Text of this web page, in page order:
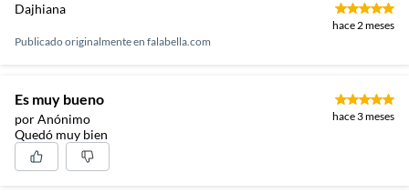
Dajhiana
hace 2 meses
Publicado originalmente en falabella.com
Es muy bueno
por Anónimo hace 3 meses
Quedó muy bien